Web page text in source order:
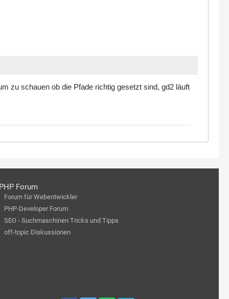
zu schauen ob die Pfade richtig gesetzt sind, gd2 läuft
Forum
Forum für Webentwickler
PHP-Developer Forum
SEO - Suchmaschinen Tricks und Tipps
off-topic Diskussionen